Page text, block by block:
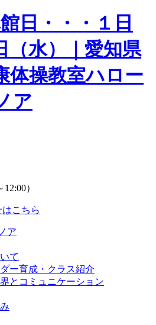
）
ア
て
ー育成・クラス紹介
とコミュニケーション